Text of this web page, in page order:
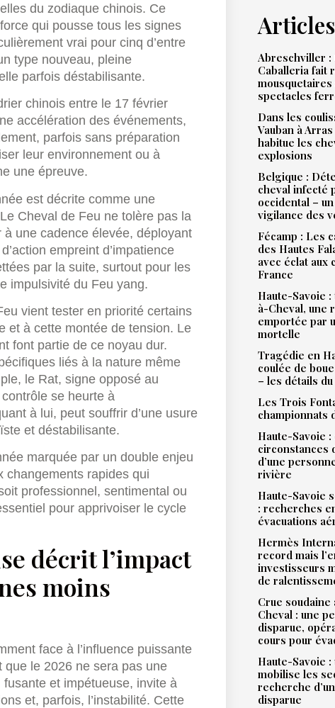
du zodiaque chinois. Ce
qui pousse tous les signes
vrai pour cinq d’entre
type nouveau, pleine
parfois déstabilisante.
chinois entre le 17 février
accélération des événements,
parfois sans préparation
leur environnement ou à
une épreuve.
est décrite comme une
Cheval de Feu ne tolère pas la
une cadence élevée, déployant
empreint d’impatience
par la suite, surtout pour les
impulsivité du Feu yang.
vient tester en priorité certains
et à cette montée de tension. Le
font partie de ce noyau dur.
liés à la nature même
le Rat, signe opposé au
se heurte à
à lui, peut souffrir d’une usure
et déstabilisante.
marquée par un double enjeu
changements rapides qui
professionnel, sentimental ou
pour apprivoiser le cycle
décrit l’impact
moins
face à l’influence puissante
le 2026 ne sera pas une
et impétueuse, invite à
et, parfois, l’instabilité. Cette
Abreschviller :
Caballeria fait
spectacles
Dans les
Vauban à
habitue les
explosions
Belgique :
cheval infecté
occidental –
vigilance des
Fécamp : Les
des Hautes
avec éclat aux
France
Haute-Savoie
à-Cheval, une
emportée par
mortelle
Tragédie en
coulée de
– les détails
Les Trois
championnats
Haute-Savoie
circonstances
d’une
rivière
Haute-Savoie
: recherches
évacuations
Hermès
record mais
investisseurs
de
Crue
Cheval : une
disparue,
cours pour
Haute-Savoie
mobilise les
recherche
disparue